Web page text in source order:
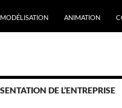
MODÉLISATION ANIMATION
DE L’ENTREPRISE